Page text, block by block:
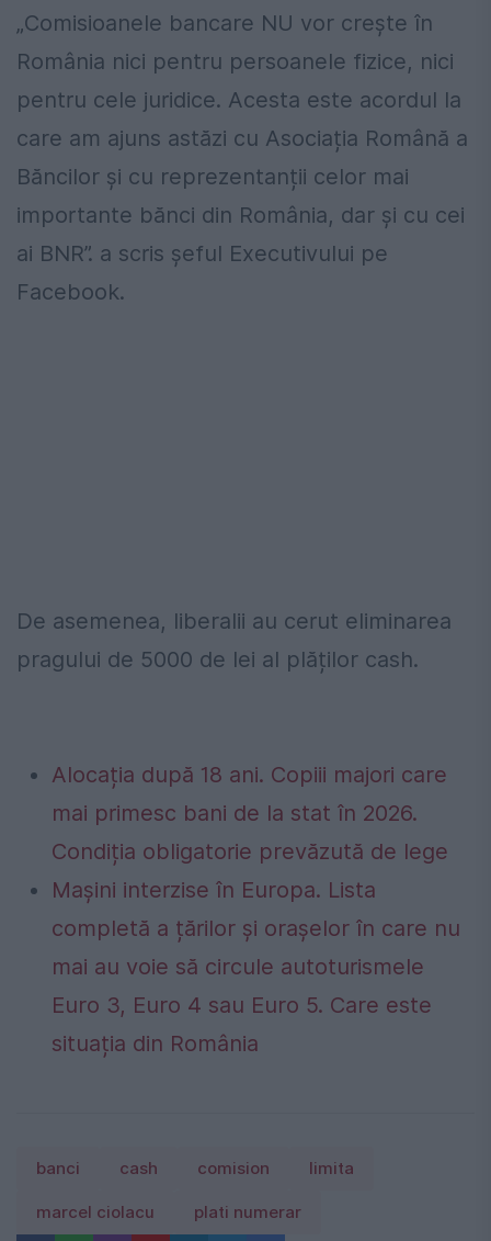
„Comisioanele bancare NU vor crește în
România nici pentru persoanele fizice, nici
pentru cele juridice. Acesta este acordul la
care am ajuns astăzi cu Asociația Română a
Băncilor și cu reprezentanții celor mai
importante bănci din România, dar și cu cei
ai BNR”. a scris șeful Executivului pe
Facebook.
De asemenea, liberalii au cerut eliminarea
pragului de 5000 de lei al plăților cash.
Alocația după 18 ani. Copiii majori care
mai primesc bani de la stat în 2026.
Condiția obligatorie prevăzută de lege
Mașini interzise în Europa. Lista
completă a țărilor și orașelor în care nu
mai au voie să circule autoturismele
Euro 3, Euro 4 sau Euro 5. Care este
situația din România
banci cash comision limita
marcel ciolacu plati numerar